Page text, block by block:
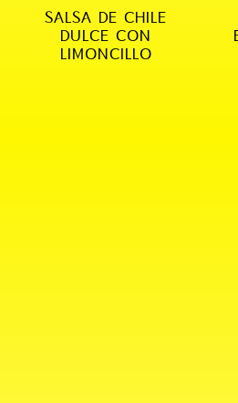
SALSA DE CHILE
DULCE CON
LIMONCILLO